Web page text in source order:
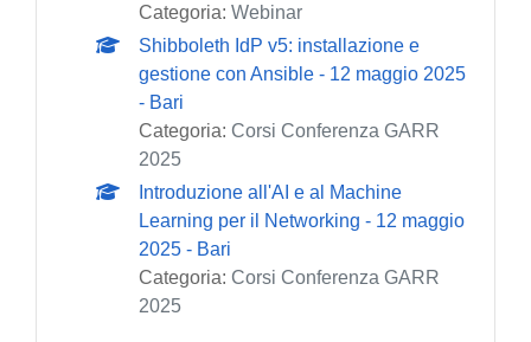
Categoria: Webinar
Shibboleth IdP v5: installazione e
gestione con Ansible - 12 maggio 2025
- Bari
Categoria: Corsi Conferenza GARR
2025
Introduzione all'AI e al Machine
Learning per il Networking - 12 maggio
2025 - Bari
Categoria: Corsi Conferenza GARR
2025